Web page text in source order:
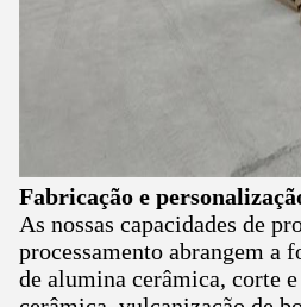
Fabricação e
As nossas capacidades de
processamento abrangem a
de alumina cerâmica, corte